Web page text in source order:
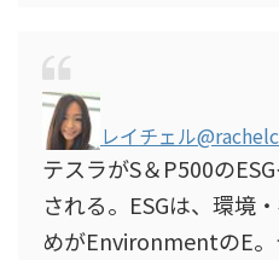
レイチェル
テスラがS＆P500の
される。ESGは、環境
めがEnvironmentのE